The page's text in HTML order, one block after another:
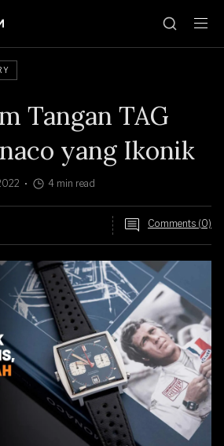
Tangan TAG
yang Ikonik
4 min read
Comments (0)